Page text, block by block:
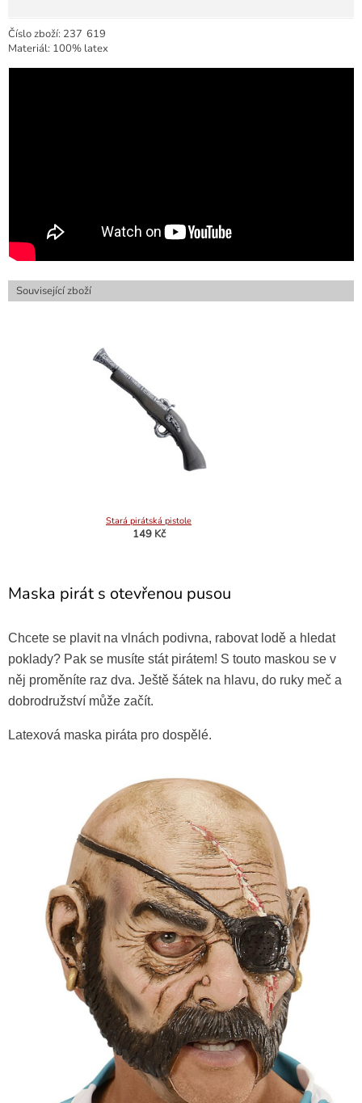
Číslo zboží: 237 619
Materiál: 100% latex
Související zboží
Stará pirátská pistole
149 Kč
Maska pirát s otevřenou pusou
Chcete se plavit na vlnách podivna, rabovat lodě a hledat
poklady? Pak se musíte stát pirátem! S touto maskou se v
něj proměníte raz dva. Ještě šátek na hlavu, do ruky meč a
dobrodružství může začít.
Latexová maska piráta pro dospělé.